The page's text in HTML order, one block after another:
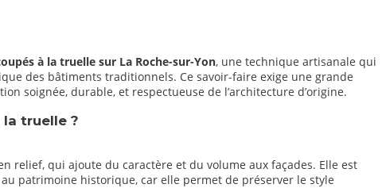
à la truelle sur La Roche-sur-Yon, une technique artisanale qui
des bâtiments traditionnels. Ce savoir-faire exige une grande
soignée, durable, et respectueuse de l’architecture d’origine.
la truelle ?
relief, qui ajoute du caractère et du volume aux façades. Elle est
patrimoine historique, car elle permet de préserver le style